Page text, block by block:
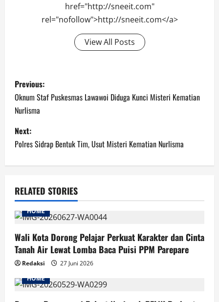
href="http://sneeit.com"
rel="nofollow">http://sneeit.com</a>
View All Posts
Post
navigation
Previous:
Oknum Staf Puskesmas Lawawoi Diduga Kunci Misteri Kematian
Nurlisma
Next:
Polres Sidrap Bentuk Tim, Usut Misteri Kematian Nurlisma
RELATED STORIES
HOME
Wali Kota Dorong Pelajar Perkuat Karakter dan Cinta
Tanah Air Lewat Lomba Baca Puisi PPM Parepare
Redaksi
27 Juni 2026
HOME